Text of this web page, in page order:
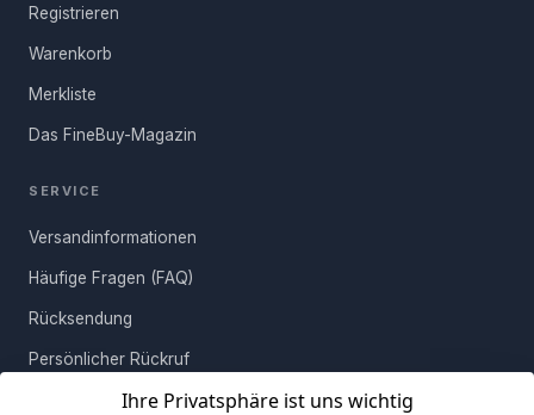
das kleine Kunstwerk komplett montiert zu Ihnen nach Hause.
Ihnen bleibt es lediglich überlassen, den mit Anti-Rutsch-Noppen
gelten abweichende Versandkosten.
FRAGE ABSENDEN
Ihre Privatsphäre ist uns wichtig
Registrieren
Warenkorb
Merkliste
Das FineBuy-Magazin
SERVICE
Versandinformationen
Häufige Fragen (FAQ)
Rücksendung
Persönlicher Rückruf
Erfahrungen